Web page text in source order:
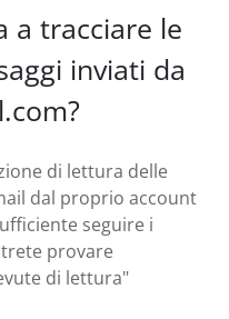
a tracciare le
inviati da
di lettura delle
dal proprio account
seguire i
provare
di lettura"